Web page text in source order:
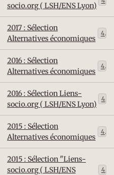
socio.org ( LSH/ENS Lyon)
2017 : Sélection
Alternatives économiques
4
2016 : Sélection
Alternatives économiques
4
2016 : Sélection Liens-
socio.org ( LSH/ENS Lyon)
4
2015 : Sélection
Alternatives économiques
4
2015 : Sélection "Liens-
socio.org ( LSH/ENS